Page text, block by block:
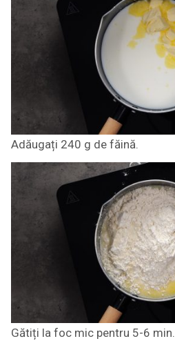
Adăugați 240 g de făină.
Gătiți la foc mic pentru 5-6 min.